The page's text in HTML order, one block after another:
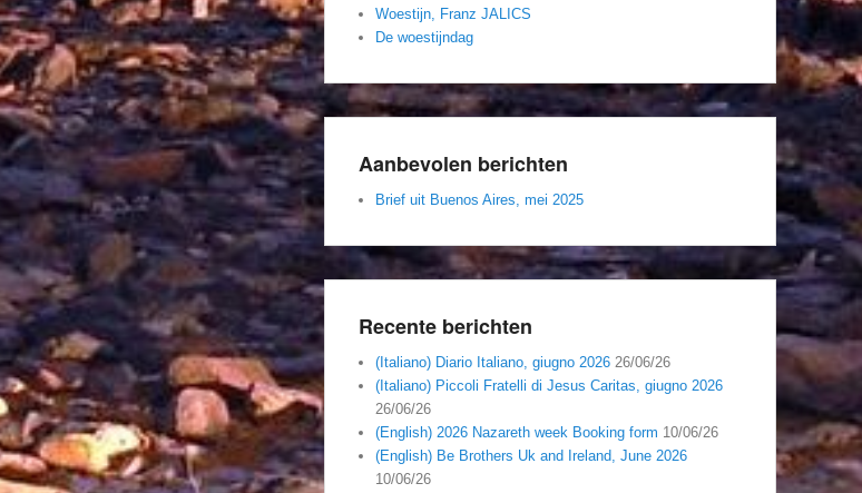
Woestijn, Franz JALICS
De woestijndag
Aanbevolen berichten
Brief uit Buenos Aires, mei 2025
Recente berichten
(Italiano) Diario Italiano, giugno 2026 26/06/26
(Italiano) Piccoli Fratelli di Jesus Caritas, giugno 2026
26/06/26
(English) 2026 Nazareth week Booking form 10/06/26
(English) Be Brothers Uk and Ireland, June 2026
10/06/26